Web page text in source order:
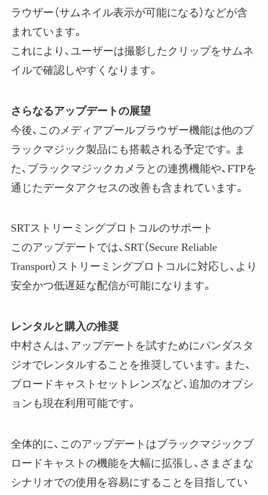
ラウザー（サムネイル表示が可能になる）などが含
まれています。
これにより、ユーザーは撮影したクリップをサムネ
イルで確認しやすくなります。
さらなるアップデートの展望
今後、このメディアプールブラウザー機能は他のブ
ラックマジック製品にも搭載される予定です。ま
た、ブラックマジックカメラとの連携機能や、FTPを
通じたデータアクセスの改善も含まれています。
SRTストリーミングプロトコルのサポート
このアップデートでは、SRT（Secure Reliable
Transport）ストリーミングプロトコルに対応し、より
安全かつ低遅延な配信が可能になります。
レンタルと購入の推奨
中村さんは、アップデートを試すためにパンダスタ
ジオでレンタルすることを推奨しています。また、
ブロードキャストセットレンズなど、追加のオプシ
ョンも現在利用可能です。
全体的に、このアップデートはブラックマジックブ
ロードキャストの機能を大幅に拡張し、さまざまな
シナリオでの使用を容易にすることを目指してい